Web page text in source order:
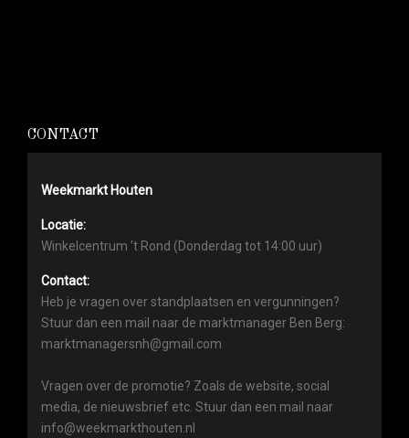
CONTACT
Weekmarkt Houten
Locatie:
Winkelcentrum ’t Rond (Donderdag tot 14:00 uur)
Contact:
Heb je vragen over standplaatsen en vergunningen?
Stuur dan een mail naar de marktmanager Ben Berg:
marktmanagersnh@gmail.com
Vragen over de promotie? Zoals de website, social
media, de nieuwsbrief etc. Stuur dan een mail naar
info@weekmarkthouten.nl